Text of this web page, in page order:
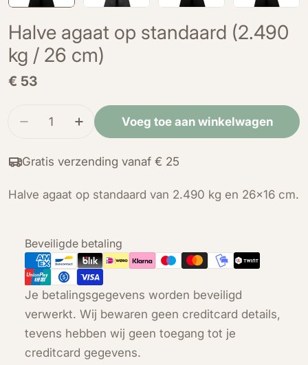
Halve agaat op standaard (2.490
kg / 26 cm)
Normale
€ 53
Hoeveelheid
Verminder de hoeveelheid voor Halve agaat
Verhoog de hoeveelheid voor Halve
Voeg toe aan winkelwagen
Gratis verzending vanaf € 25
Halve agaat op standaard van 2.490 kg en 26x16 cm.
Beveiligde betaling
Betaalmethoden
Je betalingsgegevens worden beveiligd
verwerkt. Wij bewaren geen creditcard details,
tevens hebben wij geen toegang tot je
creditcard gegevens.